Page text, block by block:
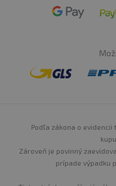
Podľa zákona o
Zároveň je povinný
prípade výpadku